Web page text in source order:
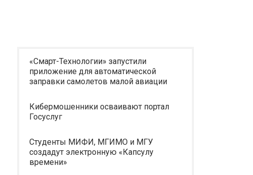
«Смарт-Технологии» запустили
приложение для автоматической
заправки самолетов малой авиации
Кибермошенники осваивают портал
Госуслуг
Студенты МИФИ, МГИМО и МГУ
создадут электронную «Капсулу
времени»